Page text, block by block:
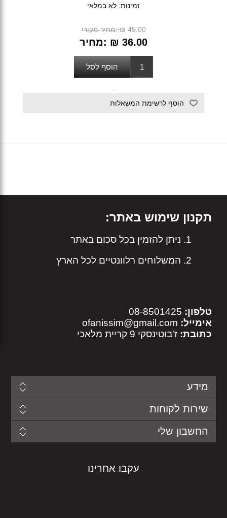
זמינות: לא במלאי
מחיר מקורי: ₪ 45.00
מחיר: ₪ 36.00
תקנון שימוש באתר:
ניתן להזמין בכל סכום באתר
המשלוחים רלוונטיים לכל הארץ
טלפון:
אימייל: ofanissim@gmail.com
כתובת: ז'בוטינסקי 9 קריית מלאכי
מידע
שירות לקוחות
החשבון שלי
עקבו אחרינו